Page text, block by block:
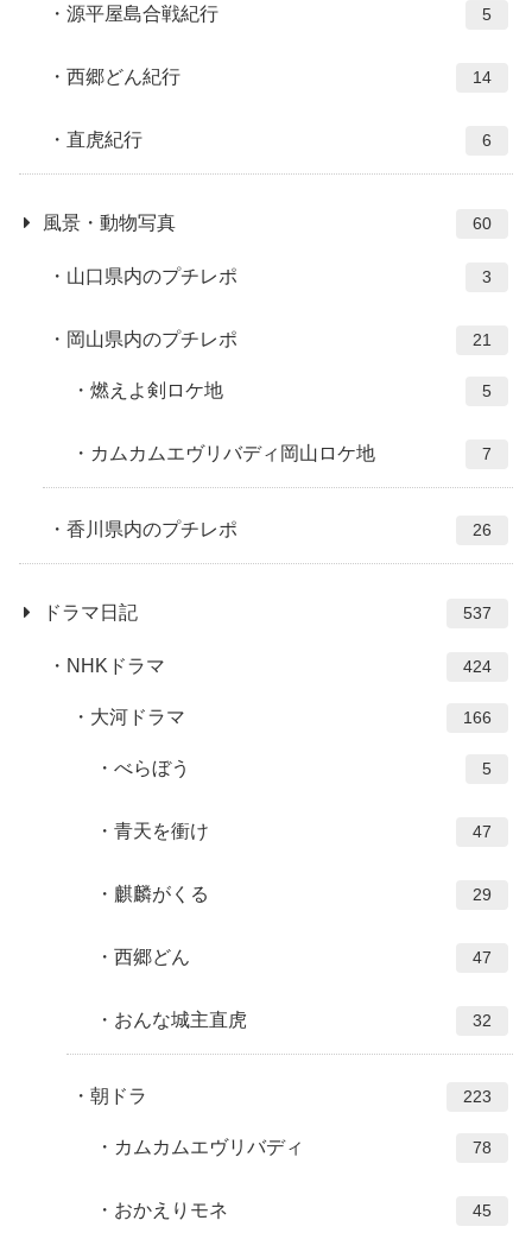
源平屋島合戦紀行 5
西郷どん紀行 14
直虎紀行 6
風景・動物写真 60
山口県内のプチレポ 3
岡山県内のプチレポ 21
燃えよ剣ロケ地 5
カムカムエヴリバディ岡山ロケ地 7
香川県内のプチレポ 26
ドラマ日記 537
NHKドラマ 424
大河ドラマ 166
べらぼう 5
青天を衝け 47
麒麟がくる 29
西郷どん 47
おんな城主直虎 32
朝ドラ 223
カムカムエヴリバディ 78
おかえりモネ 45